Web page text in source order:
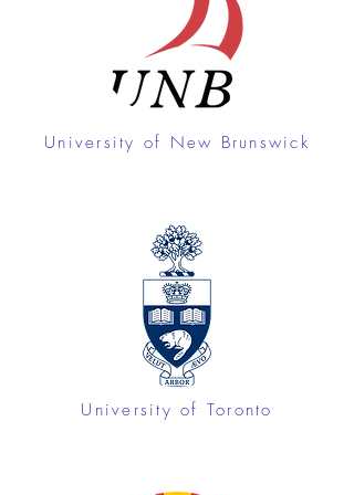
la représentation des femmes est
élevée. Nous reconnaissons toutefois
que des efforts doivent encore être
déployés pour assurer la participation
des groupes sous-représentés aux
dépôts universitaires. Nous analyserons
les applications et collaborerons avec
les professionnels de l’accès et de la
diversité de l’Université pour éviter les
sélection. Chaque co-candidat sera
également encouragés à suivre des
cours sur l’IDE en mettant
particulièrement l’accent sur la
compréhension des préjugés
Étant donné le grand nombre de
disciplines couvertes par Silva21, la
une expérience de formation riche et
University of New Brunswick
University of Toronto